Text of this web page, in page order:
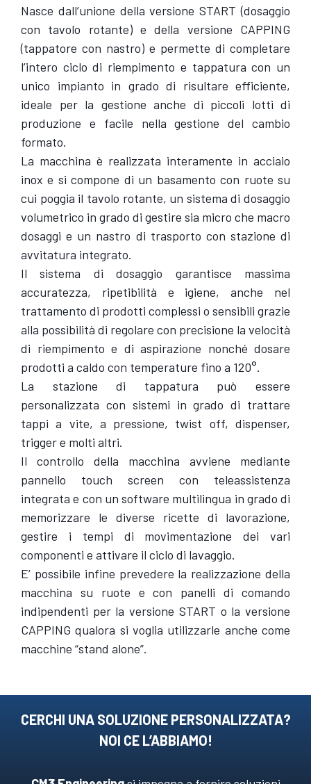
Nasce dall’unione della versione START (dosaggio
con tavolo rotante) e della versione CAPPING
(tappatore con nastro) e permette di completare
l’intero ciclo di riempimento e tappatura con un
unico impianto in grado di risultare efficiente,
ideale per la gestione anche di piccoli lotti di
produzione e facile nella gestione del cambio
formato.
La macchina è realizzata interamente in acciaio
inox e si compone di un basamento con ruote su
cui poggia il tavolo rotante, un sistema di dosaggio
volumetrico in grado di gestire sia micro che macro
dosaggi e un nastro di trasporto con stazione di
avvitatura integrato.
Il sistema di dosaggio garantisce massima
accuratezza, ripetibilità e igiene, anche nel
trattamento di prodotti complessi o sensibili grazie
alla possibilità di regolare con precisione la velocità
di riempimento e di aspirazione nonché dosare
prodotti a caldo con temperature fino a 120°.
La stazione di tappatura può essere
personalizzata con sistemi in grado di trattare
tappi a vite, a pressione, twist off, dispenser,
trigger e molti altri.
Il controllo della macchina avviene mediante
pannello touch screen con teleassistenza
integrata e con un software multilingua in grado di
memorizzare le diverse ricette di lavorazione,
gestire i tempi di movimentazione dei vari
componenti e attivare il ciclo di lavaggio.
E’ possibile infine prevedere la realizzazione della
macchina su ruote e con panelli di comando
indipendenti per la versione START o la versione
CAPPING qualora si voglia utilizzarle anche come
macchine “stand alone”.
CERCHI UNA SOLUZIONE PERSONALIZZATA?
NOI CE L’ABBIAMO!